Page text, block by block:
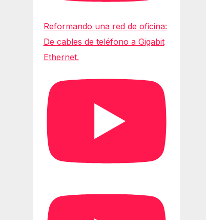
Reformando una red de oficina:
De cables de teléfono a Gigabit
Ethernet.